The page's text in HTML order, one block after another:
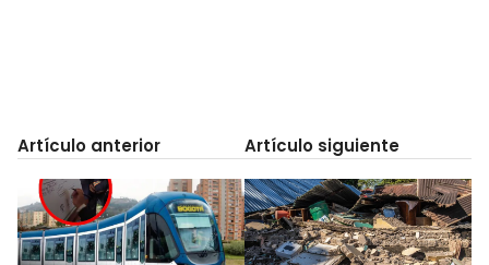
Artículo anterior Artículo siguiente